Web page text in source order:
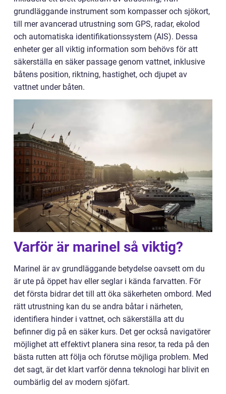
grundläggande instrument som kompasser och sjökort,
till mer avancerad utrustning som GPS, radar, ekolod
och automatiska identifikationssystem (AIS). Dessa
enheter ger all viktig information som behövs för att
säkerställa en säker passage genom vattnet, inklusive
båtens position, riktning, hastighet, och djupet av
vattnet under båten.
Varför är marinel så viktig?
Marinel är av grundläggande betydelse oavsett om du
är ute på öppet hav eller seglar i kända farvatten. För
det första bidrar det till att öka säkerheten ombord. Med
rätt utrustning kan du se andra båtar i närheten,
identifiera hinder i vattnet, och säkerställa att du
befinner dig på en säker kurs. Det ger också navigatörer
möjlighet att effektivt planera sina resor, ta reda på den
bästa rutten att följa och förutse möjliga problem. Med
det sagt, är det klart varför denna teknologi har blivit en
oumbärlig del av modern sjöfart.